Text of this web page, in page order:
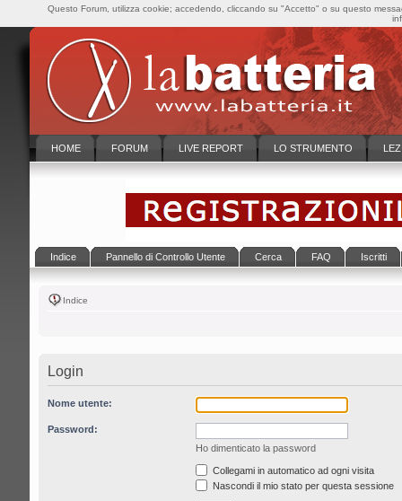
HOME FORUM LIVE REPORT LO STRUMENTO
Indice Pannello di Controllo Utente Cerca FAQ Iscritti
Indice
Login
Nome utente:
Password:
Ho dimenticato la password
Collegami in automatico ad ogni visita
Nascondi il mio stato per questa sessione
Questo Forum, utilizza cookie; accedendo, cliccando su "Accetto" o su questo